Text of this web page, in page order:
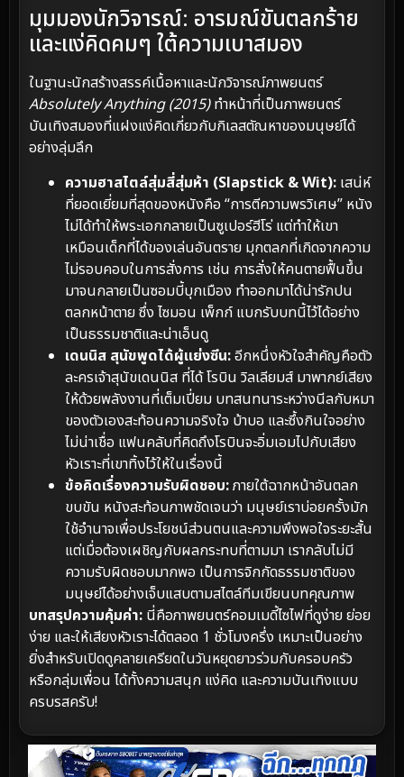
มุมมองนักวิจารณ์: อารมณ์ขันตลกร้าย
และแง่คิดคมๆ ใต้ความเบาสมอง
ในฐานะนักสร้างสรรค์เนื้อหาและนักวิจารณ์ภาพยนตร์
Absolutely Anything (2015)ทำหน้าที่เป็นภาพยนตร์
บันเทิงสมองที่แฝงแง่คิดเกี่ยวกับกิเลสตัณหาของมนุษย์ได้
อย่างลุ่มลึก
ความฮาสไตล์สุ่มสี่สุ่มห้า (Slapstick & Wit): เสน่ห์
ที่ยอดเยี่ยมที่สุดของหนังคือ “การตีความพรวิเศษ” หนัง
ไม่ได้ทำให้พระเอกกลายเป็นซูเปอร์ฮีโร่ แต่ทำให้เขา
เหมือนเด็กที่ได้ของเล่นอันตราย มุกตลกที่เกิดจากความ
ไม่รอบคอบในการสั่งการ เช่น การสั่งให้คนตายฟื้นขึ้น
มาจนกลายเป็นซอมบี้บุกเมือง ทำออกมาได้น่ารักปน
ตลกหน้าตาย ซึ่ง ไซมอน เพ็กก์ แบกรับบทนี้ไว้ได้อย่าง
เป็นธรรมชาติและน่าเอ็นดู
เดนนิส สุนัขพูดได้ผู้แย่งซีน:อีกหนึ่งหัวใจสำคัญคือตัว
ละครเจ้าสุนัขเดนนิส ที่ได้ โรบิน วิลเลียมส์ มาพากย์เสียง
ให้ด้วยพลังงานที่เต็มเปี่ยม บทสนทนาระหว่างนีลกับหมา
ของตัวเองสะท้อนความจริงใจ บ้าบอ และซึ้งกินใจอย่าง
ไม่น่าเชื่อ แฟนคลับที่คิดถึงโรบินจะอิ่มเอมไปกับเสียง
หัวเราะที่เขาทิ้งไว้ให้ในเรื่องนี้
ข้อคิดเรื่องความรับผิดชอบ:ภายใต้ฉากหน้าอันตลก
ขบขัน หนังสะท้อนภาพชัดเจนว่า มนุษย์เราบ่อยครั้งมัก
ใช้อำนาจเพื่อประโยชน์ส่วนตนและความพึงพอใจระยะสั้น
แต่เมื่อต้องเผชิญกับผลกระทบที่ตามมา เรากลับไม่มี
ความรับผิดชอบมากพอ เป็นการจิกกัดธรรมชาติของ
มนุษย์ได้อย่างเจ็บแสบตามสไตล์ทีมเขียนบทคุณภาพ
บทสรุปความคุ้มค่า: นี่คือภาพยนตร์คอมเมดี้ไซไฟที่ดูง่าย ย่อย
ง่าย และให้เสียงหัวเราะได้ตลอด 1 ชั่วโมงครึ่ง เหมาะเป็นอย่าง
ยิ่งสำหรับเปิดดูคลายเครียดในวันหยุดยาวร่วมกับครอบครัว
หรือกลุ่มเพื่อน ได้ทั้งความสนุก แง่คิด และความบันเทิงแบบ
ครบรสครับ!